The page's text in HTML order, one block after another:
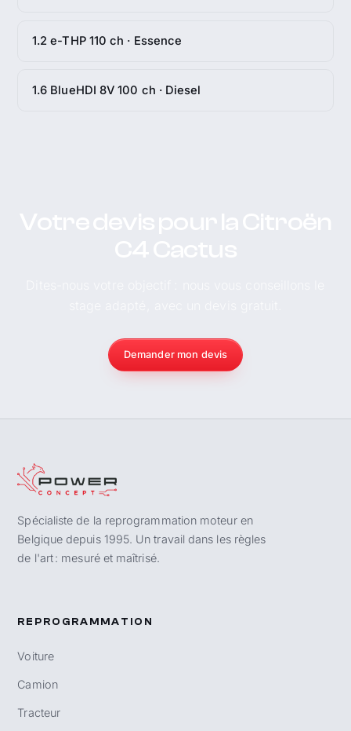
1.2 e-THP 110 ch · Essence
1.6 BlueHDI 8V 100 ch · Diesel
Demander mon devis
Spécialiste de la reprogrammation moteur en
Belgique depuis 1995. Un travail dans les règles
de l'art : mesuré et maîtrisé.
REPROGRAMMATION
Voiture
Camion
Tracteur